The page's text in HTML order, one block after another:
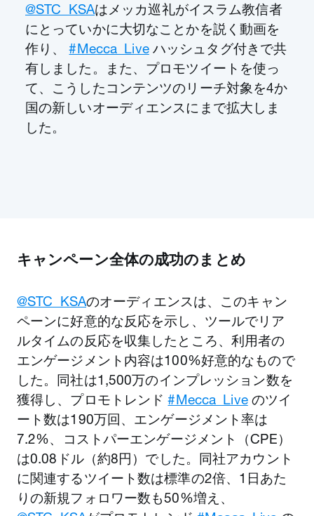
@STC_KSAはメッカ巡礼がイスラム教信者
にとっていかに大切なことかを説く動画を
作り、#Mecca_Liveハッシュタグ付きで共
有しました。また、プロモツイートを使っ
て、こうしたコンテンツのリーチ対象を4か
国の新しいオーディエンスにまで拡大しま
した。
キャンペーン全体の成功のまとめ
@STC_KSAのオーディエンスは、このキャン
ペーンに好意的な反応を示し、ツールでリア
ルタイムの反応を収集したところ、利用者の
エンゲージメント内容は100%好意的なもので
した。同社は1,500万のインプレッション数を
獲得し、プロモトレンド#Mecca_Liveのツイ
ート数は190万回、エンゲージメント率は
7.2%、コストパーエンゲージメント（CPE）
は0.08ドル（約8円）でした。同社アカウント
に関連するツイート数は標準の2倍、1日あた
りの新規フォロワー数も50%増え、